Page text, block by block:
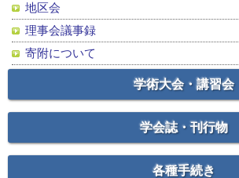
地区会
理事会議事録
寄附について
学術大会・講習会
学会誌・刊行物
各種手続き